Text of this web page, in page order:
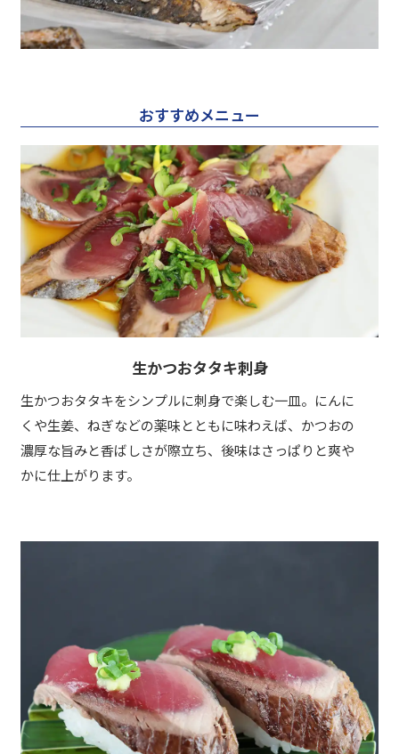
おすすめメニュー
生かつおタタキ刺身
生かつおタタキをシンプルに刺身で楽しむ一皿。にんに
くや生姜、ねぎなどの薬味とともに味わえば、かつおの
濃厚な旨みと香ばしさが際立ち、後味はさっぱりと爽や
かに仕上がります。